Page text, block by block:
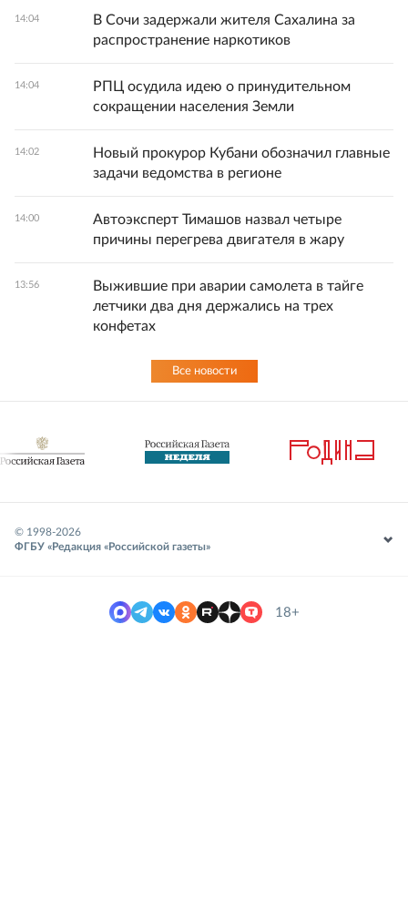
14:04
В Сочи задержали жителя Сахалина за
распространение наркотиков
14:04
РПЦ осудила идею о принудительном
сокращении населения Земли
14:02
Новый прокурор Кубани обозначил главные
задачи ведомства в регионе
14:00
Автоэксперт Тимашов назвал четыре
причины перегрева двигателя в жару
13:56
Выжившие при аварии самолета в тайге
летчики два дня держались на трех
конфетах
Все новости
© 1998-2026
ФГБУ «Редакция «Российской газеты»
18+